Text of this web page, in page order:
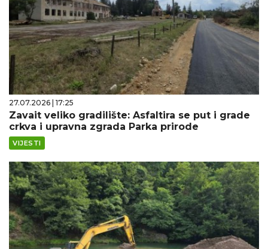
27.07.2026 | 17:25
Zavait veliko gradilište: Asfaltira se put i grade
crkva i upravna zgrada Parka prirode
VIJESTI